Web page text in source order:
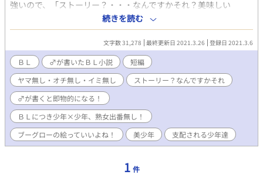
強いので、「ストーリー？・・・なんですかそれ？美味しい
の？」・・・状態！ やっぱりですねぇ、♂も「美少年」が好き
なのです。 他の私の落書きをご覧頂ければ一目瞭然ですが、個
人的には「少年と熟女」というテーマを一貫して追求しておりま
す。 しかし、「少年と熟女」というのは、実は半分「少年趣
味」を内包しているテーマとも言えます。 また、流行り（？）
の「男の娘」というのも、実は少年フェチのバリエーションと言
えば言えなくもない気がします・・・・。 ・・・・そんなワケ
で「ＢＬ」というジャンルを手探りで書き始めたのですが、書い
ていて、ふとあることに気が付きました！ ♂が書くＢＬという
のは、イロイロと「即物的」になってしまうのです！ ＢＬ小説
独特の「耽美感」が希薄なのです！ これは、♂の特性であり、
ある意味仕方のない部分でもある気がします、なんと言っても♂
の「官能」は「◯◯で始まり、◯◯で終わる」・・・シンプルで
メカニカルなものなのです！（伏せ字だらけでワカランやん
け！） ※このあたりは、「燃えよドラゴンズ」「ひらけチュー
続きを読む
文字数 31,278 最終更新日 2021.3.26 登録日 2021.3.6
ＢＬ ♂が書いたＢＬ小説
短編
ヤマ無し・オチ無し・イミ無し
ストーリー？なんですかそれ
♂が書くと即物的になる！
ＢＬにつき少年×少年、熟女出番無し！
ブーグローの絵っていいよね！
美少年 支配される少年達
1 件